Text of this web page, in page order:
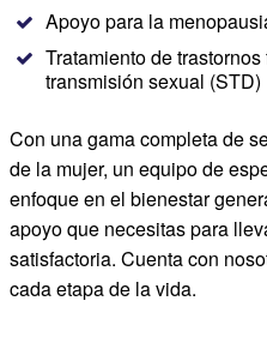
Apoyo para la
Tratamiento de
transmisión sexual (STD)
Con una gama completa de
de la mujer, un equipo de
enfoque en el bienestar
apoyo que necesitas para
satisfactoria. Cuenta con
cada etapa de la vida.